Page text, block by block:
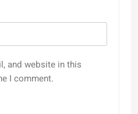
and website in this
I comment.